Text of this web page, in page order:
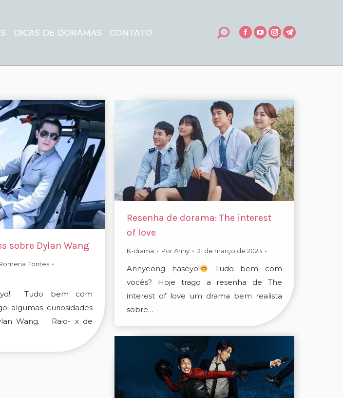
DICAS DE DORAMAS CONTATO Search: Facebook
YouTube
Instagram
Telegram
sobre Dylan Wang
Fontes
Tudo bem com
algumas curiosidades
Wang. Raio- x de
Resenha de dorama: The interest
of love
K-drama PorAnny 31 de março de 2023
Annyeong haseyo!
Tudo bem com
vocês? Hoje trago a resenha de The
interest of love um drama bem realista
sobre…